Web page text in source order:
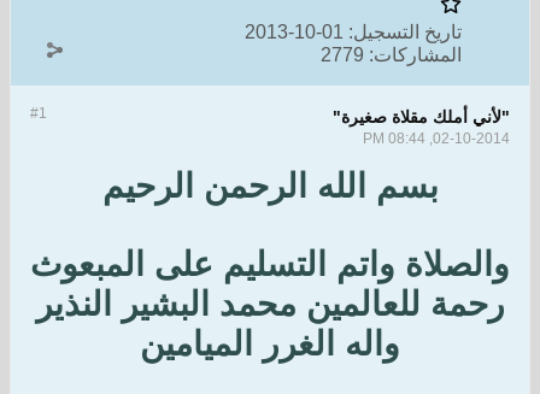
تاريخ التسجيل: 01-10-2013
المشاركات: 2779
#1 "لأني أملك مقلاة صغيرة"
02-10-2014, 08:44 PM
بسم الله الرحمن الرحيم
والصلاة واتم التسليم على المبعوث
رحمة للعالمين محمد البشير النذير
واله الغرر الميامين